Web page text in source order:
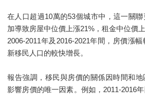
在人口超過10萬的53個城市中，這一關
加導致房屋中位價上漲21%，租金中位價
2006-2011年及2016-2021年間，房價漲
新移民人口的較快增長。
報告強調，移民與房價的關係因時間和
影響房價的唯一因素。例如，2011-2016